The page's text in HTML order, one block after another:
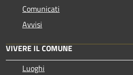
Comunicati
Avvisi
VIVERE IL COMUNE
Luoghi